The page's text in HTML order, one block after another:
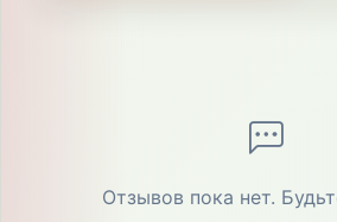
Отзывов пока нет.